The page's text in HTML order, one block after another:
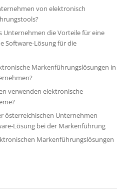
von elektronisch
Unternehmen die Vorteile für eine
Software-Lösung für die
Markenführungslösungen in
verwenden elektronische
österreichischen Unternehmen
Lösung bei der Markenführung
Markenführungslösungen